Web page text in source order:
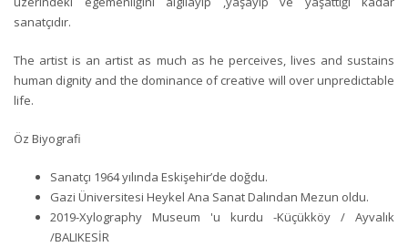
sanatçıdır.
The artist is an artist as much as he perceives, lives and sustains
human dignity and the dominance of creative will over unpredictable
life.
Öz Biyografi
Sanatçı 1964 yılında Eskişehir’de doğdu.
Gazi Üniversitesi Heykel Ana Sanat Dalından Mezun oldu.
2019-Xylography Museum 'u kurdu -Küçükköy / Ayvalık
/BALIKESİR